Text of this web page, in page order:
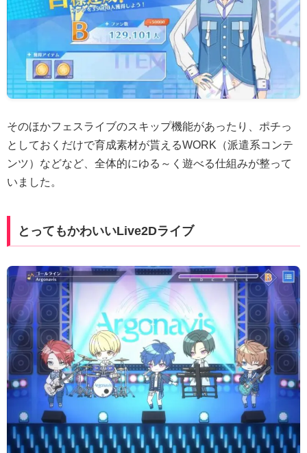
そのほかフェスライブのスキップ機能があったり、ポチっ
としておくだけで育成素材が貰えるWORK（派遣系コンテ
ンツ）などなど、全体的にゆる～く遊べる仕組みが整って
いました。
とってもかわいいLive2Dライブ